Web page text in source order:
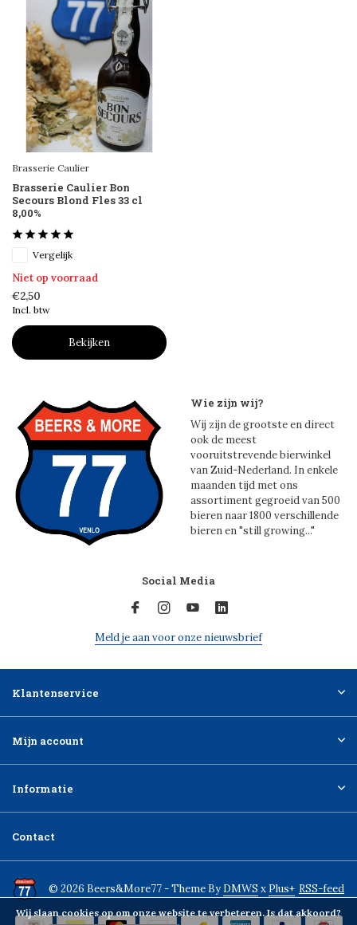
Brasserie Caulier
Brasserie Caulier Bon
Secours Blond Fles 33 cl
8,00%
Vergelijk
Niet op voorraad
€2,50
Incl. btw
Bekijken
Wie zijn wij?
Wij zijn de grootste en direct
ook de meest
vooruitstrevende bierwinkel
van Zuid-Nederland. In enkele
maanden tijd met ons
assortiment gegroeid van 500
bieren naar 1800 verschillende
bieren en "still growing..."
Social Media
Meld je aan voor onze nieuwsbrief
Klantenservice
Mijn account
Informatie
Contact
© 2026 Beers&More77 - Theme ByDMWS x Plus+ RSS-feed
Wij slaan cookies op om onze website te verbeteren. Is dat akkoord?